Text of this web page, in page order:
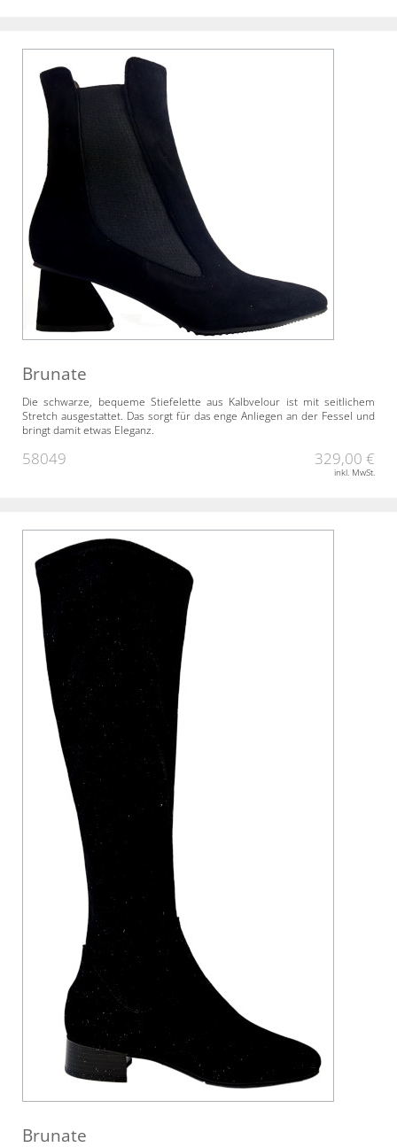
Brunate
Die schwarze, bequeme Stiefelette aus Kalbvelour ist mit seitlichem
Stretch ausgestattet. Das sorgt für das enge Anliegen an der Fessel und
bringt damit etwas Eleganz.
58049 329,00 €
inkl. MwSt.
Brunate